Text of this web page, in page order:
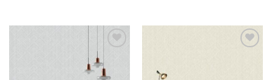
wishlist